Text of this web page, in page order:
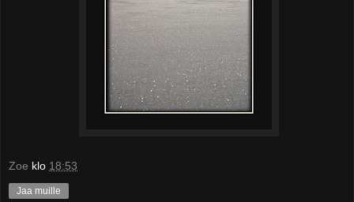
Zoe klo 18:53
Jaa muille